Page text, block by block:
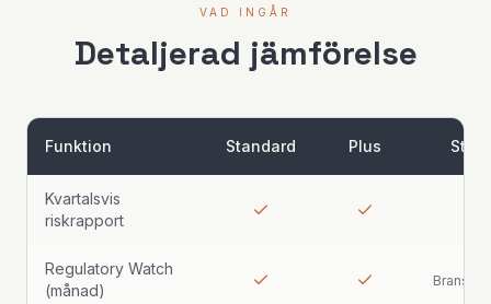
VAD INGÅR
Detaljerad jämförelse
Funktion Standard Plus
Kvartalsvis
riskrapport
Regulatory Watch
(månad)